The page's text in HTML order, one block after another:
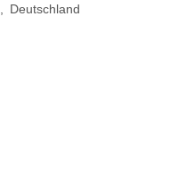
Deutschland